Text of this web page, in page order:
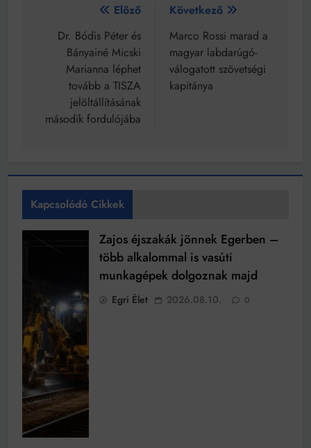
Bejegyzés
navigáció
Előző
Dr. Bódis Péter és
Bányainé Micski
Marianna léphet
tovább a TISZA
jelöltállításának
második fordulójába
Következő
Marco Rossi marad a
magyar labdarúgó-
válogatott szövetségi
kapitánya
Kapcsolódó Cikkek
Zajos éjszakák jönnek Egerben –
több alkalommal is vasúti
munkagépek dolgoznak majd
Egri Élet 2026.08.10. 0